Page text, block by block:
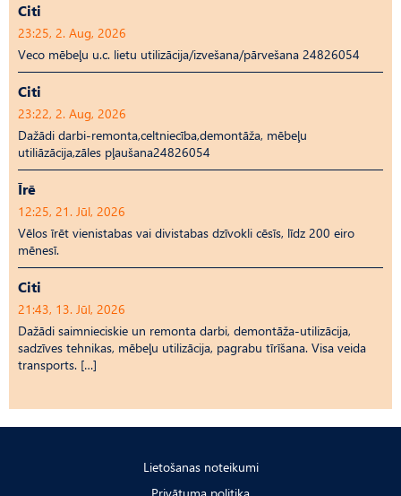
Citi
23:25, 2. Aug, 2026
Veco mēbeļu u.c. lietu utilizācija/izvešana/pārvešana 24826054
Citi
23:22, 2. Aug, 2026
Dažādi darbi-remonta,celtniecība,demontāža, mēbeļu
utiliāzācija,zāles pļaušana24826054
Īrē
12:25, 21. Jūl, 2026
Vēlos īrēt vienistabas vai divistabas dzīvokli cēsīs, līdz 200 eiro
mēnesī.
Citi
21:43, 13. Jūl, 2026
Dažādi saimnieciskie un remonta darbi, demontāža-utilizācija,
sadzīves tehnikas, mēbeļu utilizācija, pagrabu tīrīšana. Visa veida
transports. […]
Lietošanas noteikumi